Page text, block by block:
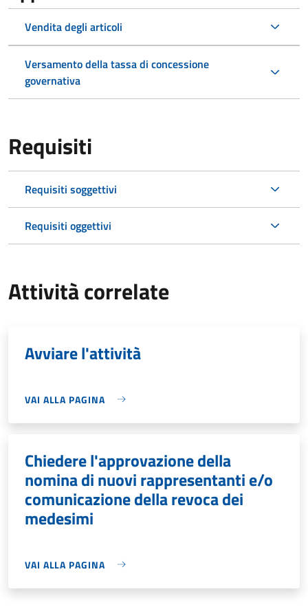
Vendita degli articoli
Versamento della tassa di concessione
governativa
Requisiti
Requisiti soggettivi
Requisiti oggettivi
Attività correlate
Avviare l'attività
VAI ALLA PAGINA
Chiedere l'approvazione della
nomina di nuovi rappresentanti e/o
comunicazione della revoca dei
medesimi
VAI ALLA PAGINA